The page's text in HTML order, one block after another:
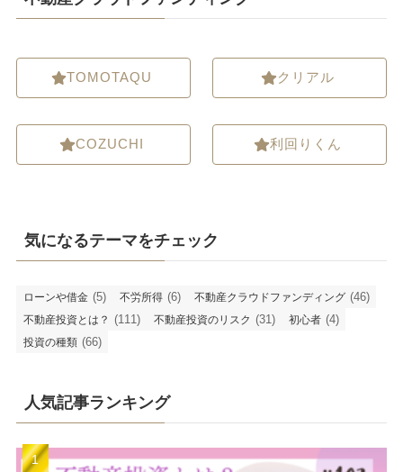
TOMOTAQU
COZUCHI
クリアル
利回りくん
気になるテーマをチェック
ローンや借金 (5) 不労所得 (6) 不動産クラウドファンディング (46)
不動産投資とは？ (111) 不動産投資のリスク (31) 初心者 (4)
投資の種類 (66)
人気記事ランキング